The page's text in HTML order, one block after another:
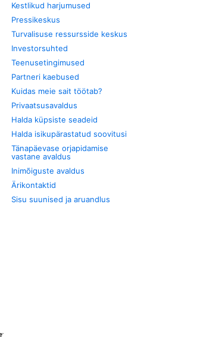
Kestlikud harjumused
Pressikeskus
Turvalisuse ressursside keskus
Investorsuhted
Teenusetingimused
Partneri kaebused
Kuidas meie sait töötab?
Privaatsusavaldus
Halda küpsiste seadeid
Halda isikupärastatud soovitusi
Tänapäevase orjapidamise
vastane avaldus
Inimõiguste avaldus
Ärikontaktid
Sisu suunised ja aruandlus